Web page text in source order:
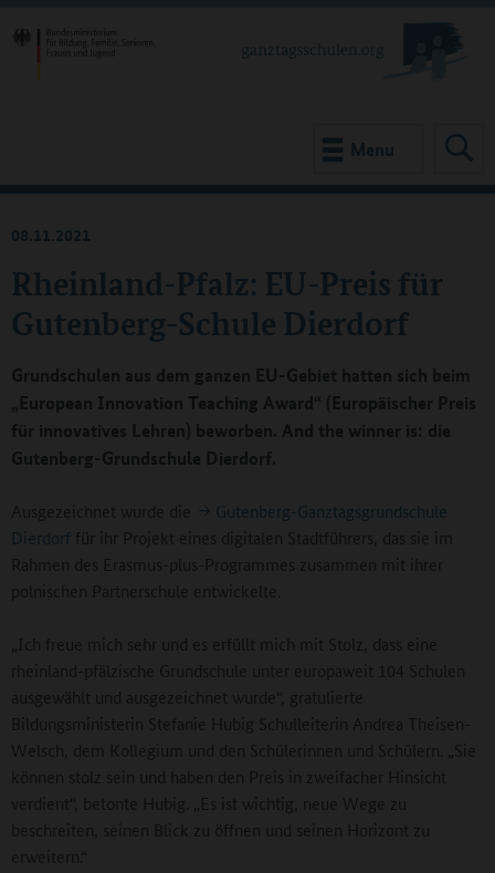
Menu
Rheinland-Pfalz: EU-Preis für
Gutenberg-Schule Dierdorf
08.11.2021
Grundschulen aus dem ganzen EU-Gebiet hatten sich beim
„European Innovation Teaching Award“ (Europäischer Preis
für innovatives Lehren) beworben. And the winner is: die
Gutenberg-Grundschule Dierdorf.
Ausgezeichnet wurde die
Gutenberg-Ganztagsgrundschule
Dierdorf für ihr Projekt eines digitalen Stadtführers, das sie im
Rahmen des Erasmus-plus-Programmes zusammen mit ihrer
polnischen Partnerschule entwickelte.
„Ich freue mich sehr und es erfüllt mich mit Stolz, dass eine
rheinland-pfälzische Grundschule unter europaweit 104 Schulen
ausgewählt und ausgezeichnet wurde“, gratulierte
Bildungsministerin Stefanie Hubig Schulleiterin Andrea Theisen-
Welsch, dem Kollegium und den Schülerinnen und Schülern. „Sie
können stolz sein und haben den Preis in zweifacher Hinsicht
verdient“, betonte Hubig. „Es ist wichtig, neue Wege zu
beschreiten, seinen Blick zu öffnen und seinen Horizont zu
erweitern.“